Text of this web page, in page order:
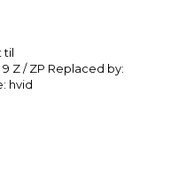
til
Z / ZP Replaced by:
hvid